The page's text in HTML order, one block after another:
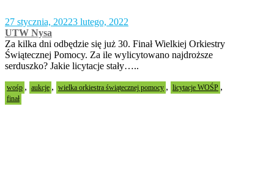
27 stycznia, 20223 lutego, 2022
UTW Nysa
Za kilka dni odbędzie się już 30. Finał Wielkiej Orkiestry
Świątecznej Pomocy. Za ile wylicytowano najdroższe
serduszko? Jakie licytacje stały…..
wośp , aukcje , wielka orkiestra świątecznej pomocy , licytacje WOŚP ,
finał